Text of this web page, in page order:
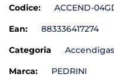
Codice:
ACCEND-
Ean:
883336417274
Categoria
Marca:
PEDRINI